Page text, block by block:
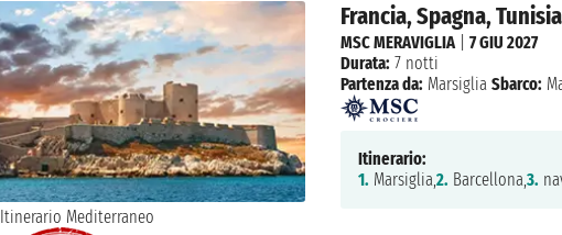
Francia, Spagna,
MSC MERAVIGLIA| 7 GIU 2027
Durata: 7 notti
Partenza da: Marsiglia Sbarco:
Itinerario:
1. Marsiglia,2. Barcellona,3.